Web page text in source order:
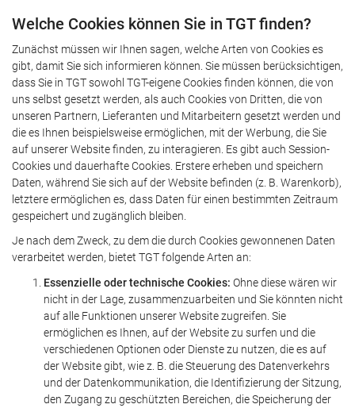
Welche Cookies können Sie in TGT finden?
Zunächst müssen wir Ihnen sagen, welche Arten von Cookies es
gibt, damit Sie sich informieren können. Sie müssen berücksichtigen,
dass Sie in TGT sowohl TGT-eigene Cookies finden können, die von
uns selbst gesetzt werden, als auch Cookies von Dritten, die von
unseren Partnern, Lieferanten und Mitarbeitern gesetzt werden und
die es Ihnen beispielsweise ermöglichen, mit der Werbung, die Sie
auf unserer Website finden, zu interagieren. Es gibt auch Session-
Cookies und dauerhafte Cookies. Erstere erheben und speichern
Daten, während Sie sich auf der Website befinden (z. B. Warenkorb),
letztere ermöglichen es, dass Daten für einen bestimmten Zeitraum
gespeichert und zugänglich bleiben.
Je nach dem Zweck, zu dem die durch Cookies gewonnenen Daten
verarbeitet werden, bietet TGT folgende Arten an:
Essenzielle oder technische Cookies: Ohne diese wären wir
nicht in der Lage, zusammenzuarbeiten und Sie könnten nicht
auf alle Funktionen unserer Website zugreifen. Sie
ermöglichen es Ihnen, auf der Website zu surfen und die
verschiedenen Optionen oder Dienste zu nutzen, die es auf
der Website gibt, wie z. B. die Steuerung des Datenverkehrs
und der Datenkommunikation, die Identifizierung der Sitzung,
den Zugang zu geschützten Bereichen, die Speicherung der